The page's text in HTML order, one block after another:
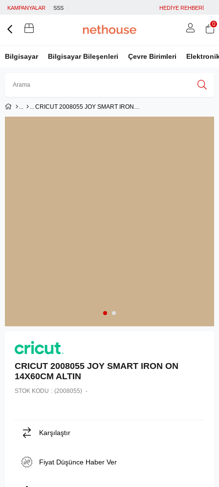
KAMPANYALAR SSS HEDİYE REHBERİ
Bilgisayar Bilgisayar Bileşenleri Çevre Birimleri
0
CRICUT 2008055 JOY SMART IRON ON 14X60CM ALTIN
CRICUT 2008055 JOY SMART IRON ON
14X60CM ALTIN
STOK KODU (2008055)
Karşılaştır
Fiyat Düşünce Haber Ver